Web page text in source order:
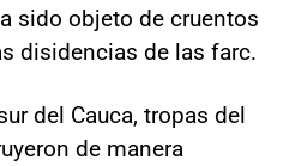
sido objeto de cruentos
disidencias de las farc.
del Cauca, tropas del
de manera